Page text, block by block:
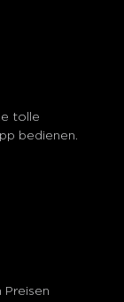
tolle
bedienen.
Preisen